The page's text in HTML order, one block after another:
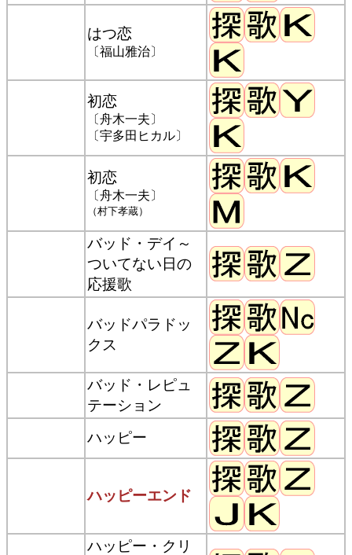
はつ恋
〔福山雅治〕
初恋
〔舟木一夫〕
〔宇多田ヒカル〕
初恋
〔舟木一夫〕
（村下孝蔵）
バッド・デイ～
ついてない日の
応援歌
バッドパラドッ
クス
バッド・レピュ
テーション
ハッピー
ハッピーエンド
ハッピー・クリ